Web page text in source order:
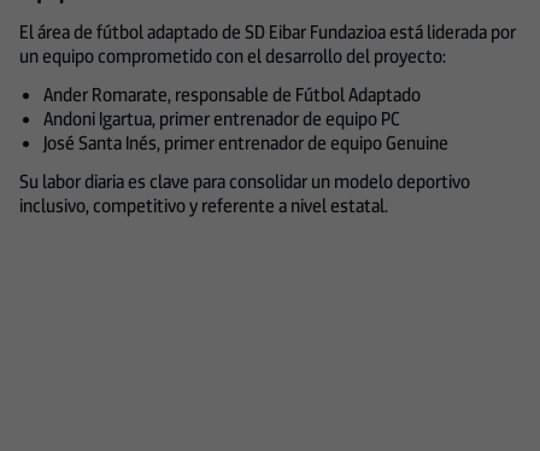
El área de fútbol adaptado de SD Eibar Fundazioa está liderada por
un equipo comprometido con el desarrollo del proyecto:
Ander Romarate, responsable de Fútbol Adaptado
Andoni Igartua, primer entrenador de equipo PC
José Santa Inés, primer entrenador de equipo Genuine
Su labor diaria es clave para consolidar un modelo deportivo
inclusivo, competitivo y referente a nivel estatal.